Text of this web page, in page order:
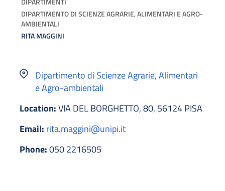
DIPARTIMENTO DI SCIENZE AGRARIE, ALIMENTARI E AGRO-
AMBIENTALI
RITA MAGGINI
Dipartimento di Scienze Agrarie, Alimentari
e Agro-ambientali
Location:VIA DEL BORGHETTO, 80, 56124 PISA
Email: rita.maggini@unipi.it
Phone:050 2216505